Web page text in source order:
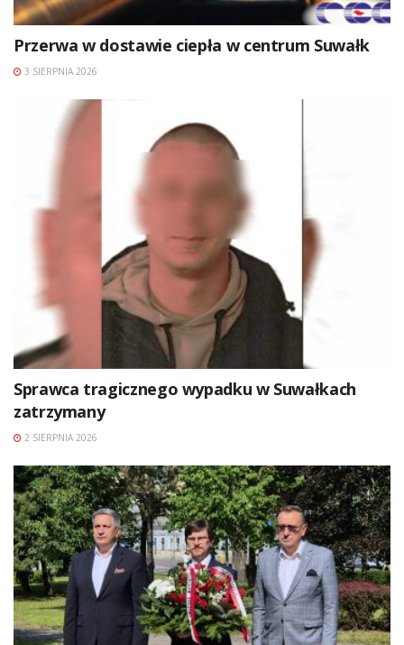
Przerwa w dostawie ciepła w centrum Suwałk
3 SIERPNIA 2026
Sprawca tragicznego wypadku w Suwałkach
zatrzymany
2 SIERPNIA 2026